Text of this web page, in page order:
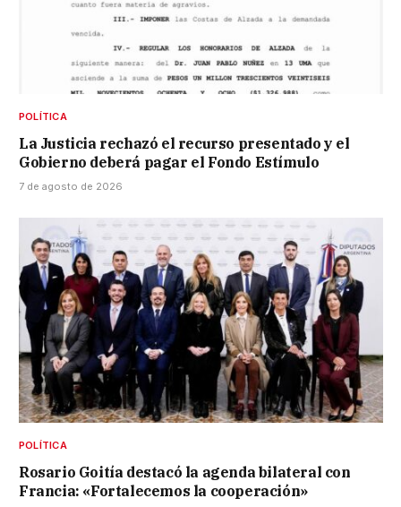
POLÍTICA
La Justicia rechazó el recurso presentado y el
Gobierno deberá pagar el Fondo Estímulo
7 de agosto de 2026
POLÍTICA
Rosario Goitía destacó la agenda bilateral con
Francia: «Fortalecemos la cooperación»